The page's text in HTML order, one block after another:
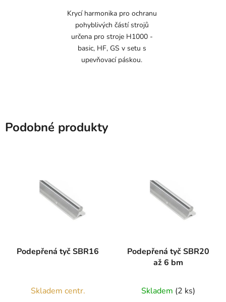
Krycí harmonika pro ochranu
pohyblivých částí strojů
určena pro stroje H1000 -
basic, HF, GS v setu s
upevňovací páskou.
Podobné produkty
Podepřená tyč SBR16
hodnocení
Skladem centr.
Podepřená tyč SBR20
až 6 bm
Skladem (2 ks)